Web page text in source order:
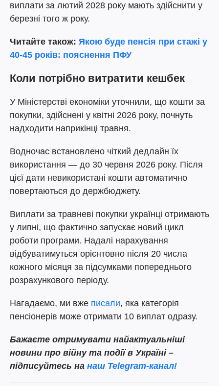
виплати за лютий 2028 року мають здійснити у
березні того ж року.
Читайте також: Якою буде пенсія при стажі у
40-45 років: пояснення ПФУ
Коли потрібно витратити кешбек
У Міністерстві економіки уточнили, що кошти за
покупки, здійснені у квітні 2026 року, почнуть
надходити наприкінці травня.
Водночас встановлено чіткий дедлайн їх
використання — до 30 червня 2026 року. Після
цієї дати невикористані кошти автоматично
повертаються до держбюджету.
Виплати за травневі покупки українці отримають
у липні, що фактично запускає новий цикл
роботи програми. Надалі нарахування
відбуватимуться орієнтовно після 20 числа
кожного місяця за підсумками попереднього
розрахункового періоду.
Нагадаємо, ми вже писали, яка категорія
пенсіонерів може отримати 10 виплат одразу.
Бажаєте отримувати найактуальніші
новини про війну та події в Україні –
підписуйтесь на наш Telegram-канал!